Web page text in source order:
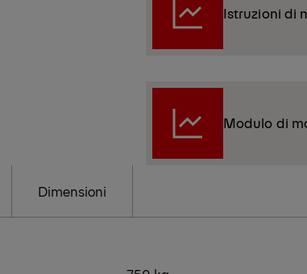
Istruzioni di
Modulo di
Dimensioni